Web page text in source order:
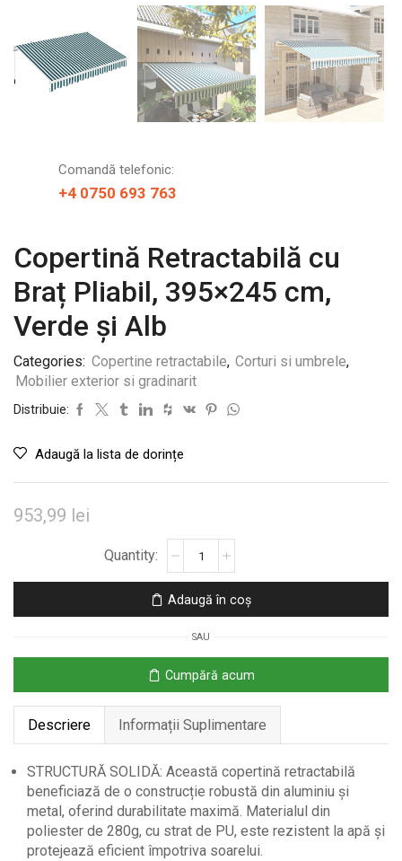
Comandă telefonic:
+4 0750 693 763
Copertină Retractabilă cu
Braț Pliabil, 395×245 cm,
Verde și Alb
Categories: Copertine retractabile, Corturi si umbrele,
Mobilier exterior si gradinarit
Distribuie:
Adaugă la lista de dorințe
953,99 lei
Retractabilă
cu
Pliabil,
395x245
cm,
Verde
și
Alb
Adaugă în coș
SAU
Cumpără acum
Descriere Informații Suplimentare
STRUCTURĂ SOLIDĂ: Această copertină retractabilă
beneficiază de o construcție robustă din aluminiu și
metal, oferind durabilitate maximă. Materialul din
poliester de 280g, cu strat de PU, este rezistent la apă și
protejează eficient împotriva soarelui.